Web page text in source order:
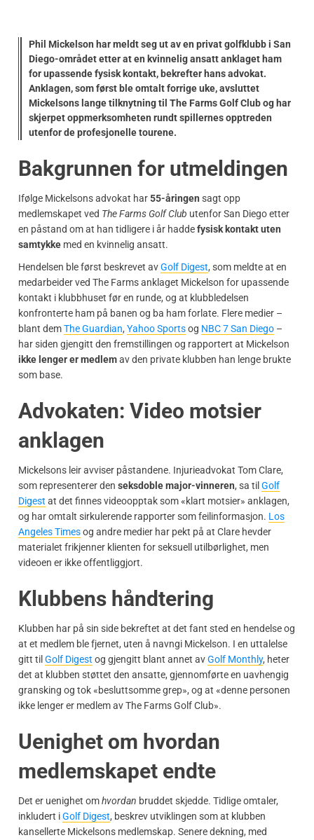
Phil Mickelson har meldt seg ut av en privat golfklubb i San
Diego-området etter at en kvinnelig ansatt anklaget ham
for upassende fysisk kontakt, bekrefter hans advokat.
Anklagen, som først ble omtalt forrige uke, avsluttet
Mickelsons lange tilknytning til The Farms Golf Club og har
skjerpet oppmerksomheten rundt spillernes opptreden
utenfor de profesjonelle tourene.
Bakgrunnen for utmeldingen
Ifølge Mickelsons advokat har55-åringen sagt opp
medlemskapet ved The Farms Golf Club utenfor San Diego etter
en påstand om at han tidligere i år haddefysisk kontakt uten
samtykke med en kvinnelig ansatt.
Hendelsen ble først beskrevet avGolf Digest, som meldte at en
medarbeider ved The Farms anklaget Mickelson for upassende
kontakt i klubbhuset før en runde, og at klubbledelsen
konfronterte ham på banen og ba ham forlate. Flere medier –
blant demThe Guardian, Yahoo Sportsog NBC 7 San Diego –
har siden gjengitt den fremstillingen og rapportert at Mickelson
ikke lenger er medlemav den private klubben han lenge brukte
som base.
Advokaten: Video motsier
anklagen
Mickelsons leir avviser påstandene. Injurieadvokat Tom Clare,
som representerer den seksdoble major-vinneren, sa til Golf
Digest at det finnes videoopptak som «klart motsier» anklagen,
og har omtalt sirkulerende rapporter som feilinformasjon. Los
Angeles Timesog andre medier har pekt på at Clare hevder
materialet frikjenner klienten for seksuell utilbørlighet, men
videoen er ikke offentliggjort.
Klubbens håndtering
Klubben har på sin side bekreftet at det fant sted en hendelse og
at et medlem ble fjernet, uten å navngi Mickelson. I en uttalelse
gitt til Golf Digest og gjengitt blant annet avGolf Monthly, heter
det at klubben støttet den ansatte, gjennomførte en uavhengig
gransking og tok «besluttsomme grep», og at «denne personen
ikke lenger er medlem av The Farms Golf Club».
Uenighet om hvordan
medlemskapet endte
Det er uenighet omhvordan bruddet skjedde. Tidlige omtaler,
inkludert iGolf Digest, beskrev utviklingen som at klubben
kansellerte Mickelsons medlemskap. Senere dekning, med